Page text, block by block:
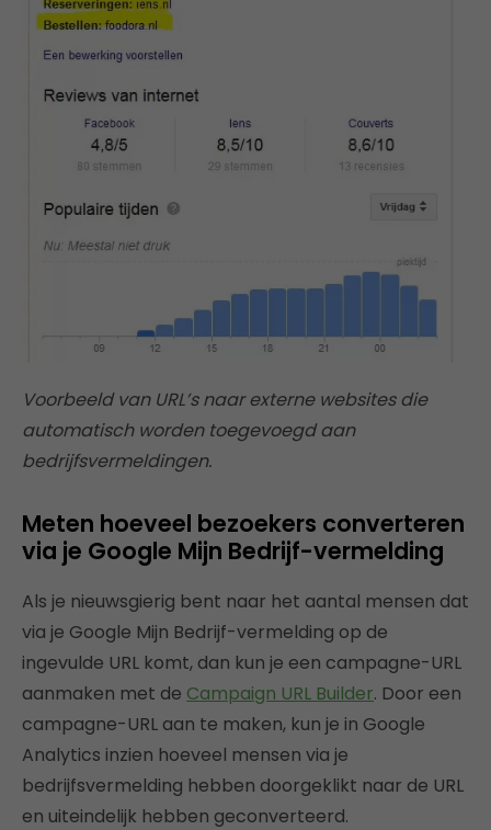
Voorbeeld van URL’s naar externe websites die
automatisch worden toegevoegd aan
bedrijfsvermeldingen.
Meten hoeveel bezoekers converteren
via je Google Mijn Bedrijf-vermelding
Als je nieuwsgierig bent naar het aantal mensen dat
via je Google Mijn Bedrijf-vermelding op de
ingevulde URL komt, dan kun je een campagne-URL
aanmaken met de Campaign URL Builder. Door een
campagne-URL aan te maken, kun je in Google
Analytics inzien hoeveel mensen via je
bedrijfsvermelding hebben doorgeklikt naar de URL
en uiteindelijk hebben geconverteerd.